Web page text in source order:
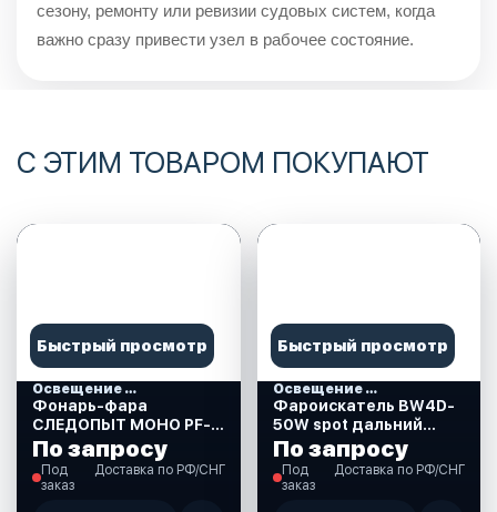
сезону, ремонту или ревизии судовых систем, когда
важно сразу привести узел в рабочее состояние.
С ЭТИМ ТОВАРОМ ПОКУПАЮТ
Быстрый просмотр
Освещение и свет
Фонарь-фара
СЛЕДОПЫТ МОНО PF-
PFL-L70
По запросу
Под
заказ
Доставка по РФ/СНГ
Быстрый просмотр
Освещение и свет
Фароискатель BW4D-
50W spot дальний
направленный свет.
(BW4D-50W spot)
По запросу
Под
заказ
Доставка по РФ/СНГ